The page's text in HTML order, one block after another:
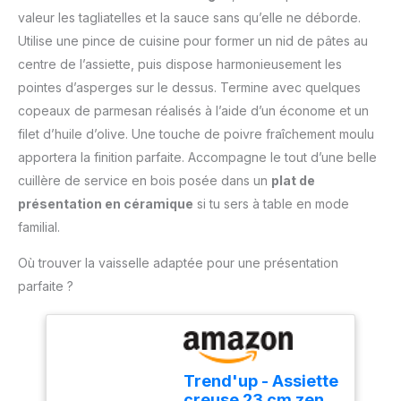
steaks, des
hamburgers/poissons,
les grillades, de la salade
et plus encore.
COMPATIBLE LAVE-
VAISSELLE: Pince à
cuisine robuste,
résistante à la chaleur,
inoxydable, résistante à
la corrosion, légère,
facile à manipuler,
finition de qualité et à
pince à épiler est
adaptée au lave-
vaisselle. CONCEPTION
SÛRE : la pince en acier
inoxydable mesure
peuvent présenter des
rayures mineures ou de
fines marques
d'abrasion, qui
n'affectent pas la
de vie du produit.)
【EXCELLENTE
EXPÉRIENCE CULINAIRE】
Cet ensemble comprend
inox de tailles 20 cm et
quotidiens. Idéal pour
avec les braises pour
éviter de vous brûler.
【CONCEPTION
valeur les tagliatelles et la sauce sans qu’elle ne déborde.
Utilise une pince de cuisine pour former un nid de pâtes au
centre de l’assiette, puis dispose harmonieusement les
pointes d’asperges sur le dessus. Termine avec quelques
copeaux de parmesan réalisés à l’aide d’un économe et un
filet d’huile d’olive. Une touche de poivre fraîchement moulu
apportera la finition parfaite. Accompagne le tout d’une belle
cuillère de service en bois posée dans un plat de
présentation en céramique si tu sers à table en mode
familial.
Où trouver la vaisselle adaptée pour une présentation
parfaite ?
Trend'up - Assiette